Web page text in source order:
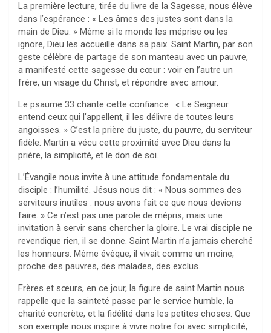
La première lecture, tirée du livre de la Sagesse, nous élève
dans l’espérance : « Les âmes des justes sont dans la
main de Dieu. » Même si le monde les méprise ou les
ignore, Dieu les accueille dans sa paix. Saint Martin, par son
geste célèbre de partage de son manteau avec un pauvre,
a manifesté cette sagesse du cœur : voir en l’autre un
frère, un visage du Christ, et répondre avec amour.
Le psaume 33 chante cette confiance : « Le Seigneur
entend ceux qui l’appellent, il les délivre de toutes leurs
angoisses. » C’est la prière du juste, du pauvre, du serviteur
fidèle. Martin a vécu cette proximité avec Dieu dans la
prière, la simplicité, et le don de soi.
L’Évangile nous invite à une attitude fondamentale du
disciple : l’humilité. Jésus nous dit : « Nous sommes des
serviteurs inutiles : nous avons fait ce que nous devions
faire. » Ce n’est pas une parole de mépris, mais une
invitation à servir sans chercher la gloire. Le vrai disciple ne
revendique rien, il se donne. Saint Martin n’a jamais cherché
les honneurs. Même évêque, il vivait comme un moine,
proche des pauvres, des malades, des exclus.
Frères et sœurs, en ce jour, la figure de saint Martin nous
rappelle que la sainteté passe par le service humble, la
charité concrète, et la fidélité dans les petites choses. Que
son exemple nous inspire à vivre notre foi avec simplicité,